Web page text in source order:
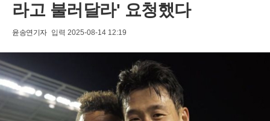
라고 불러달라' 요청했다
윤송연기자 입력 2025-08-14 12:19